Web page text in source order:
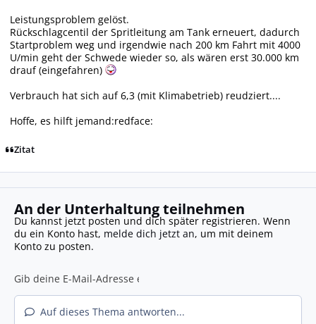
Leistungsproblem gelöst.
Rückschlagcentil der Spritleitung am Tank erneuert, dadurch
Startproblem weg und irgendwie nach 200 km Fahrt mit 4000
U/min geht der Schwede wieder so, als wären erst 30.000 km
drauf (eingefahren)
Verbrauch hat sich auf 6,3 (mit Klimabetrieb) reudziert....
Hoffe, es hilft jemand:redface:
Zitat
An der Unterhaltung teilnehmen
Du kannst jetzt posten und dich später registrieren. Wenn
du ein Konto hast, melde dich jetzt an, um mit deinem
Konto zu posten.
Auf dieses Thema antworten...